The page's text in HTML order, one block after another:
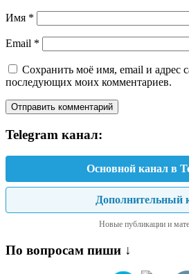
Имя *
Email *
Сохранить моё имя, email и адрес
последующих моих комментариев.
Telegram канал:
Основной канал в
Дополнительный
Новые публикации и
По вопросам пиши ↓